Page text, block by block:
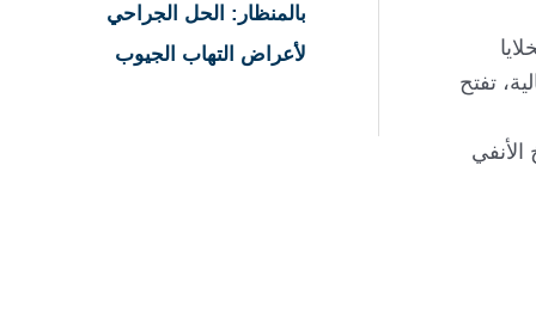
تفتح
بالمنظار: الحل الجراحي
لأعراض التهاب الجيوب